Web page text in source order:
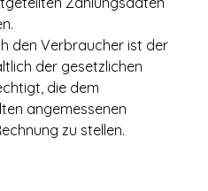
den Verbraucher ist der
der gesetzlichen
die dem
angemessenen
zu stellen.